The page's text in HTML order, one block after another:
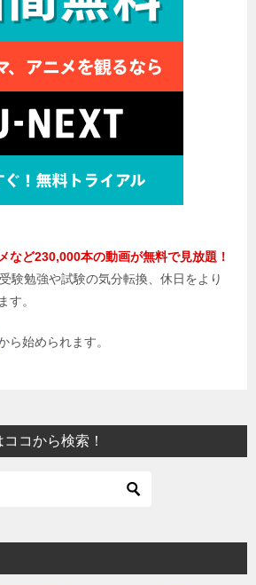
など230,000本の動画が無料で見放題！
験勉強や試験の気分転換、休日をより
す。
ら始められます。
コから検索！